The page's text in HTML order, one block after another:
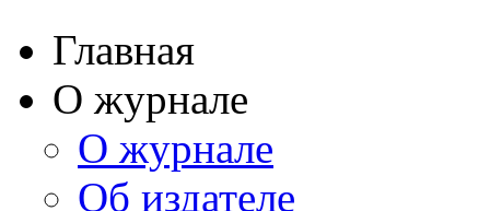
Главная
О журнале
О журнале
Об издателе